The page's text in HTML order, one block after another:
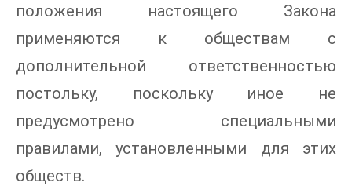
положения настоящего Закона
применяются к обществам с
дополнительной ответственностью
постольку, поскольку иное не
предусмотрено специальными
правилами, установленными для этих
обществ.